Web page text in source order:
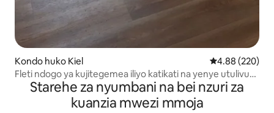
Kondo huko Kiel Ukadiriaji wa
4.88 (220)
Fleti ndogo ya kujitegemea iliyo katikati na yenye utulivu
huko Kiel
Starehe za nyumbani na bei nzuri za
kuanzia mwezi mmoja